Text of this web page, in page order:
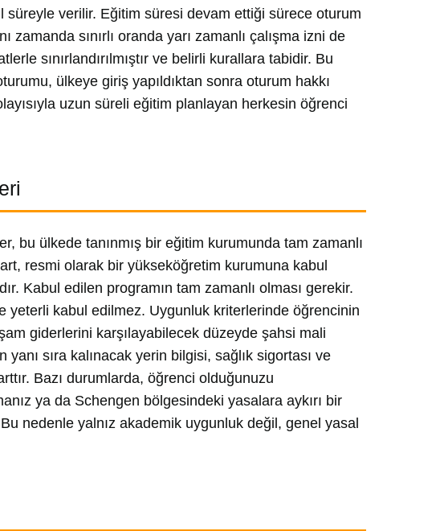
süreyle verilir. Eğitim süresi devam ettiği sürece oturum
sınırlı oranda yarı zamanlı çalışma izni de
sınırlandırılmıştır ve belirli kurallara tabidir. Bu
ülkeye giriş yapıldıktan sonra oturum hakkı
uzun süreli eğitim planlayan herkesin öğrenci
bu ülkede tanınmış bir eğitim kurumunda tam zamanlı
resmi olarak bir yükseköğretim kurumuna kabul
Kabul edilen programın tam zamanlı olması gerekir.
yeterli kabul edilmez. Uygunluk kriterlerinde öğrencinin
giderlerini karşılayabilecek düzeyde şahsi mali
sıra kalınacak yerin bilgisi, sağlık sigortası ve
Bazı durumlarda, öğrenci olduğunuzu
ya da Schengen bölgesindeki yasalara aykırı bir
nedenle yalnız akademik uygunluk değil, genel yasal